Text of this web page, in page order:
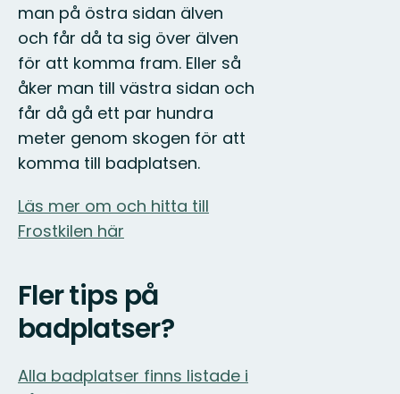
man på östra sidan älven
och får då ta sig över älven
för att komma fram. Eller så
åker man till västra sidan och
får då gå ett par hundra
meter genom skogen för att
komma till badplatsen.
Läs mer om och hitta till
Frostkilen här
Fler tips på
badplatser?
Alla badplatser finns listade i